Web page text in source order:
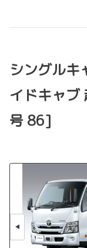
シングルキ
イドキャブ
号 86]